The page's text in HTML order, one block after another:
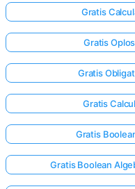
Gratis
Gratis
Gratis
Gratis
Gratis
Gratis Boolean